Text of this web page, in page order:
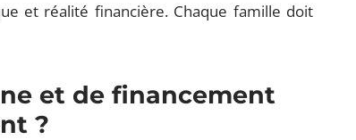
et réalité financière. Chaque famille doit
et de financement
?